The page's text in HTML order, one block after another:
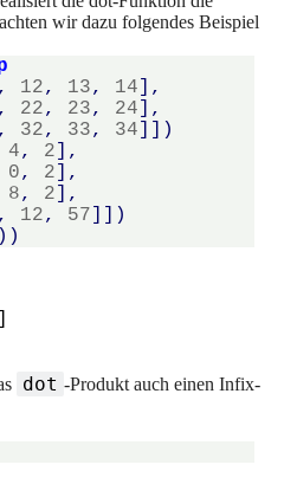
wir dazu folgendes Beispiel
, 12, 13, 14 ],
, 22, 23, 24 ],
, 32, 33, 34 ]])
4, 2 ],
0, 2 ],
8, 2 ],
, 12, 57 ]])
))
dot -Produkt auch einen Infix-